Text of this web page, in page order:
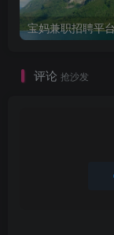
评论 抢沙发